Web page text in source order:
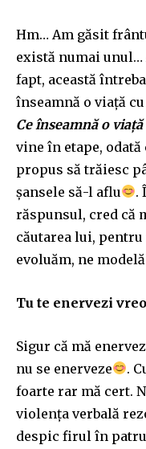
Hm… Am găsit
există numai unul…
fapt, această
înseamnă o viață
Ce înseamnă o viață
vine în etape, odată
propus să trăiesc
șansele să-l aflu
.
răspunsul, cred că
căutarea lui, pentru
evoluăm, ne
Tu te enervezi
Sigur că mă
nu se enerveze
.
foarte rar mă cert.
violența verbală
despic firul în